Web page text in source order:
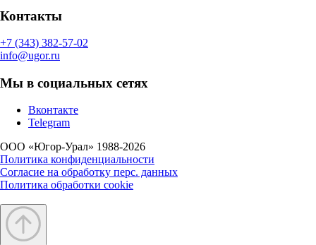
Контакты
+7 (343) 382-57-02
info@ugor.ru
Мы в социальных сетях
Вконтакте
Telegram
ООО «Югор-Урал» 1988-2026
Политика конфиденциальности
Согласие на обработку перс. данных
Политика обработки cookie